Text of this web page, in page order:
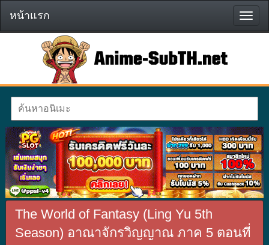
หน้า
แรก
หน้าแรก
The World of Fantasy (Ling Yu 5th
Season) อาณาจักรวิญญาณ ภาค 5 ตอนที่